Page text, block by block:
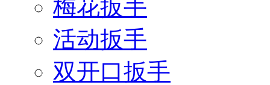
梅花扳手
活动扳手
双开口扳手